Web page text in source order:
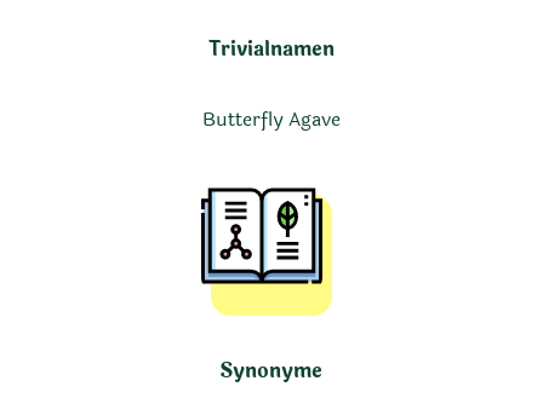
Trivialnamen
Butterfly Agave
Synonyme